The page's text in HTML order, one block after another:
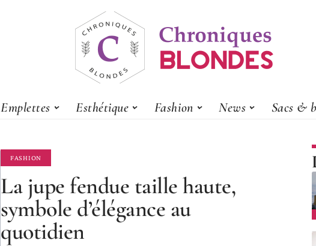
Emplettes Esthétique Fashion News Sacs &
FASHION
La jupe fendue taille haute,
symbole d’élégance au
quotidien